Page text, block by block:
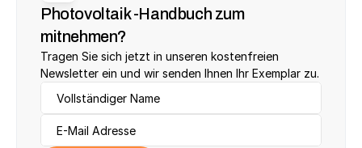
Photovoltaik -Handbuch zum
mitnehmen?
Tragen Sie sich jetzt in unseren kostenfreien
Newsletter ein und wir senden Ihnen Ihr Exemplar zu.